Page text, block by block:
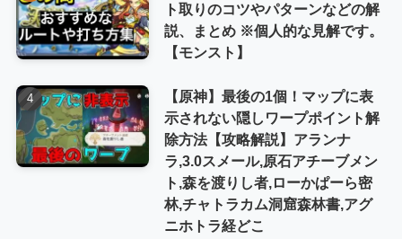
ト取りのコツやパターンなどの解
説、まとめ ※個人的な見解です。
【モンスト】
【原神】最後の1個！マップに表
示されない隠しワープポイント解
除方法【攻略解説】アランナ
ラ,3.0スメール,原石アチーブメン
ト,森を渡りし者,ローかぱーら密
林,チャトラカム洞窟森林書,アグ
ニホトラ経どこ